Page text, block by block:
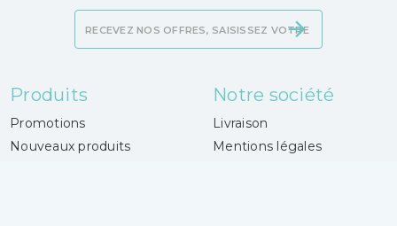
Produits
Promotions
Nouveaux produits
Notre société
Livraison
Mentions légales